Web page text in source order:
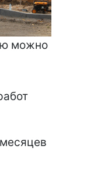
можно